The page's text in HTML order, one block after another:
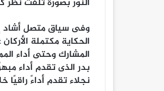
النور بصورة تلفت نظر
الحكاية مكتملة
المشارك وحتى أداء
بدر الذى تقدم أداء
نجلاء تقدم أداءً